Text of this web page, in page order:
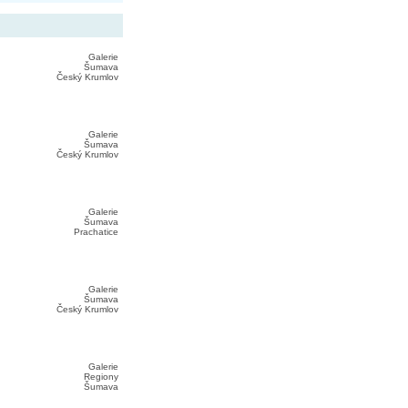
Galerie
Šumava
Český Krumlov
Galerie
Šumava
Český Krumlov
Galerie
Šumava
Prachatice
Galerie
Šumava
Český Krumlov
Galerie
Regiony
Šumava